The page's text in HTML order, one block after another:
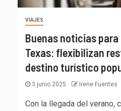
VIAJES
Buenas noticias
Texas: flexibilizan
destino turístico
3 junio 2025 Irene Fuentes
Con la llegada del verano,